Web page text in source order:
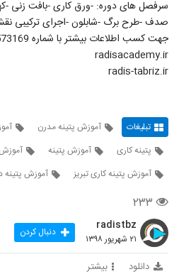
سرفصل های دوره: -ورق کاری -بافت زنی -
صدف -طرح برگ -شابلون -اجرای ترکیبی
جهت کسب اطلاعات بیشتر با شماره 35573169 تماس بگیرید
radisacademy.ir
radis-tabriz.ir
تبلیغات آموزش پتینه مدرن
پتینه کاری
آموزش پتینه
آموزش پتینه کاری تبریز
آموزش پتینه
۲۳۳
radistbz
۲۱ شهریور ۱۳۹۸ دنبال کردن
دانلود بیشتر